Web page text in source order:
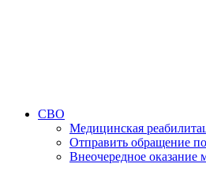
СВО
Медицинская
Отправить обращение
Внеочередное